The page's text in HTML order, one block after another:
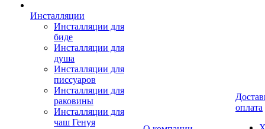
Инсталляции
Инсталляции для
биде
Инсталляции для
душа
Инсталляции для
писсуаров
Инсталляции для
раковины
Инсталляции для
чаш Генуя
оплата